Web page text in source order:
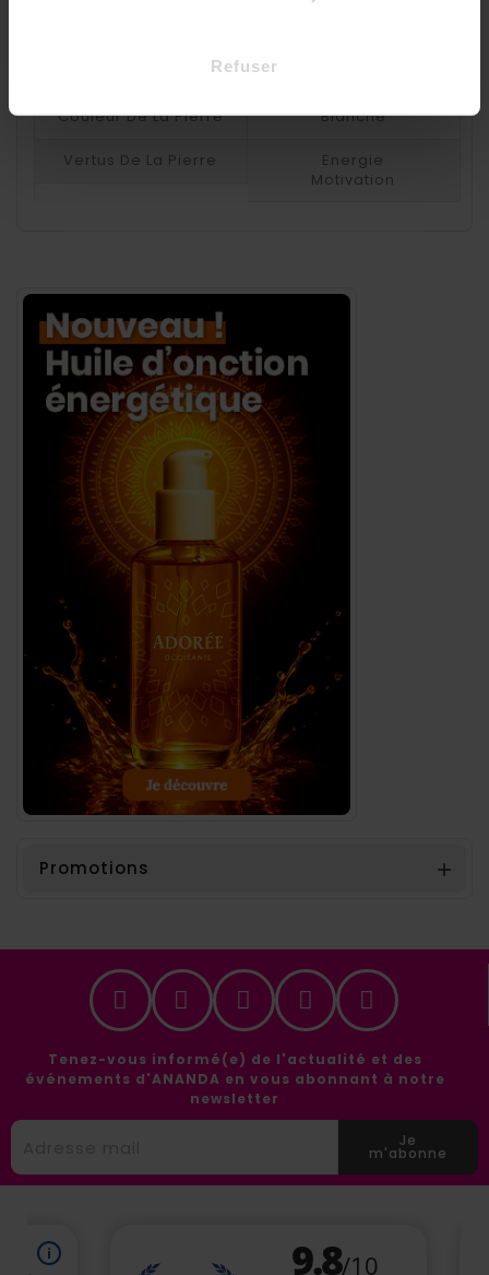
Refuser
Poids De La Pierre Supérieur à 100 grammes
Couleur De La Pierre Blanche
Vertus De La Pierre
Energie
Motivation
Promotions 
Tenez-vous informé(e) de l'actualité et des
événements d'ANANDA en vous abonnant à notre
newsletter
Je
m'abonne